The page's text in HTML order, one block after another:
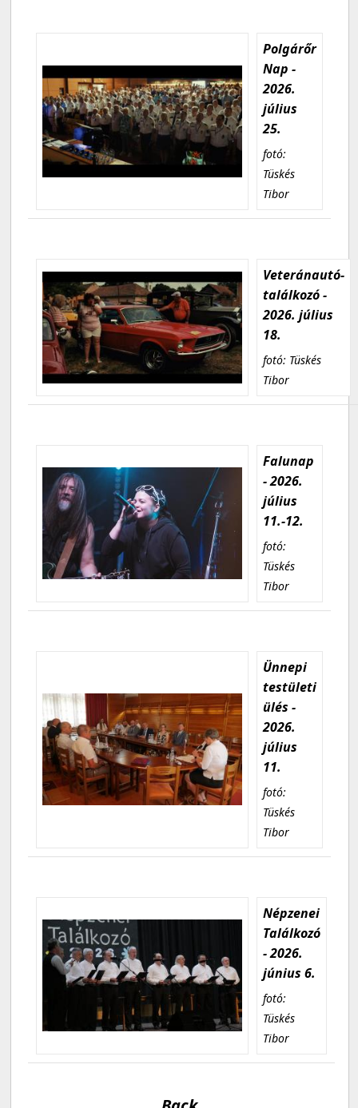
Polgárőr
Nap -
2026.
július
25.
fotó:
Tüskés
Tibor
Veteránautó-
találkozó -
2026. július
18.
fotó: Tüskés
Tibor
Falunap
- 2026.
július
11.-12.
fotó:
Tüskés
Tibor
Ünnepi
testületi
ülés -
2026.
július
11.
fotó:
Tüskés
Tibor
Népzenei
Találkozó
- 2026.
június 6.
fotó:
Tüskés
Tibor